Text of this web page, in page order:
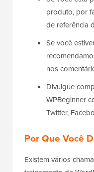
produto, por
de referência
Se você
nos
Divulgue
WPBeginner
Twitter,
Por Que Você
Existem vários